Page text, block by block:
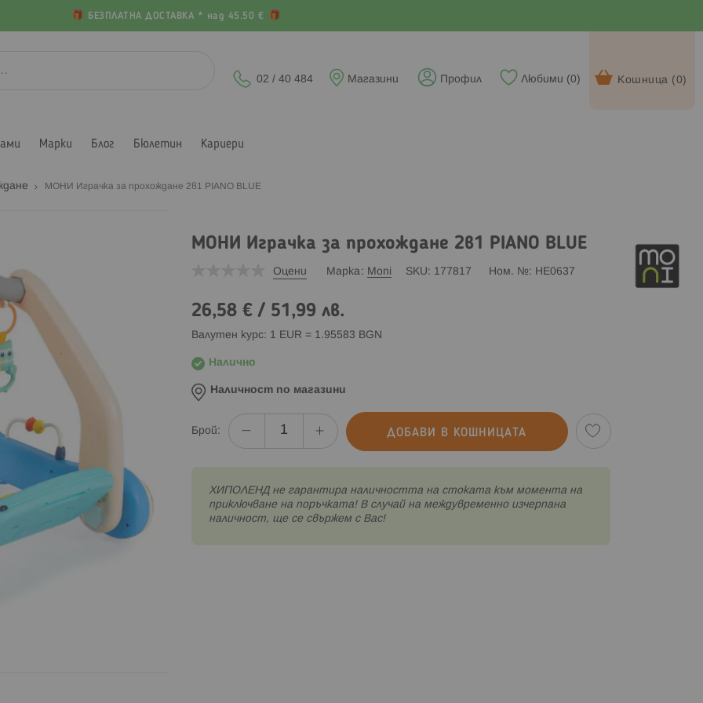
БЕЗПЛАТНА ДОСТАВКА * над 45.50 €
Кошница (0)
Любими (0)
Профил
Магазини
02 / 40 484
Марки Блог Бюлетин Кариери
МОНИ Играчка за прохождане 2в1 PIANO BLUE
МОНИ Играчка за прохождане 2в1 PIANO BLUE
Оцени Марка Moni SKU 177817 Ном. № HE0637
26,58 €/ 51,99 лв.
Валутен курс: 1 EUR = 1.95583 BGN
Налично
Наличност по магазини
Брой: ДОБАВИ В КОШНИЦАТА
XИПОЛЕНД не гарантира наличността на стоката към момента на
приключване на поръчката! В случай на междувременно изчерпана
наличност, ще се свържем с Вас!